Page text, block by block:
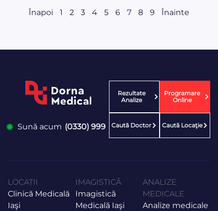
Înapoi 1 2 3 4 5 6 7 8 9 Înainte
Sună acum (0330) 999
Rezultate
Analize
Programare
Online
Caută Doctor Caută Locaţie
LOCAȚII
Clinică Medicală
Iaşi
IMAGISTICĂ
Imagistică
Medicală Iaşi
ANALIZE
MEDICALE
Analize medicale